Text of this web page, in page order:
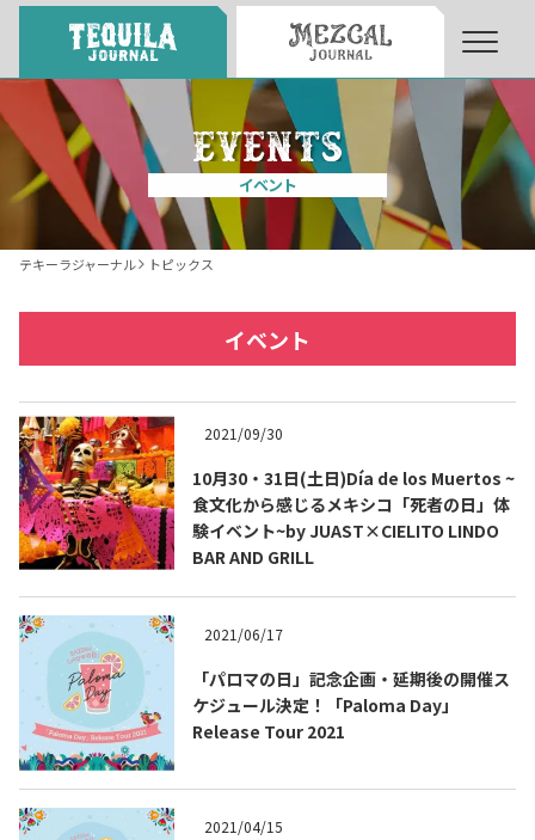
About About Tequila Journal
テキーラとは What’s Tequila
テキーラマーケット
テキーラの飲み方 How to Drink Tequila
メキシコ料理 Cuisines of Mexico
メキシコ旅行
イベント
テキーラジャーナル トピックス
イベント
2021/09/30
10月30・31日(土日)Día de los Muertos ~
食文化から感じるメキシコ「死者の日」体
験イベント~by JUAST×CIELITO LINDO
BAR AND GRILL
2021/06/17
「パロマの日」記念企画・延期後の開催ス
ケジュール決定！「Paloma Day」
Release Tour 2021
2021/04/15